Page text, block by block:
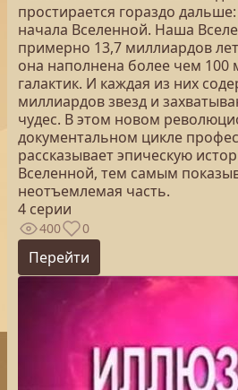
простирается гораздо
начала Вселенной. Наша
примерно 13,7 миллиардов
она наполнена более чем 100
галактик. И каждая из них
миллиардов звезд и
чудес. В этом новом
документальном цикле
рассказывает эпическую
Вселенной, тем самым
неотъемлемая часть.
4 серии
400 0
Перейти